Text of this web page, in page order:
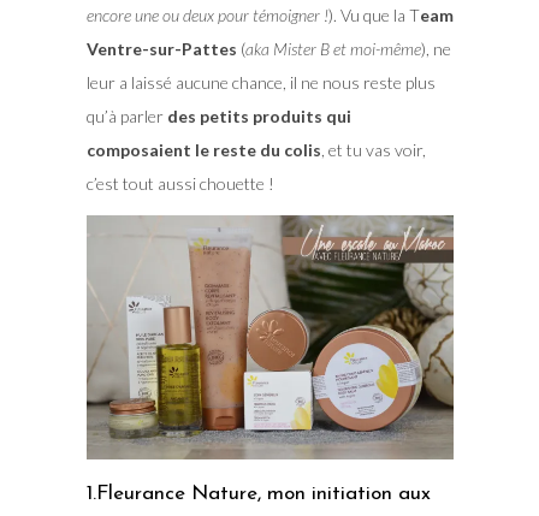
encore une ou deux pour témoigner !). Vu que la Team
Ventre-sur-Pattes (aka Mister B et moi-même), ne
leur a laissé aucune chance, il ne nous reste plus
qu’à parler des petits produits qui
composaient le reste du colis , et tu vas voir,
c’est tout aussi chouette !
1.Fleurance Nature, mon initiation aux